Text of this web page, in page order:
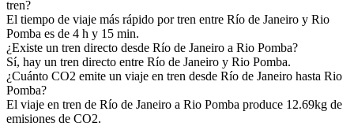
tren?
El tiempo de viaje más rápido por tren entre Río de Janeiro y Rio
Pomba es de 4 h y 15 min.
¿Existe un tren directo desde Río de Janeiro a Rio Pomba?
Sí, hay un tren directo entre Río de Janeiro y Rio Pomba.
¿Cuánto CO2 emite un viaje en tren desde Río de Janeiro hasta Rio
Pomba?
El viaje en tren de Río de Janeiro a Rio Pomba produce 12.69kg de
emisiones de CO2.